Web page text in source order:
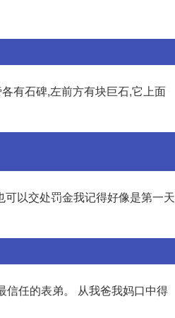
有石碑,左前方有块巨石,它上面
以交处罚金我记得好像是第一天
信任的表弟。 从我爸我妈口中得